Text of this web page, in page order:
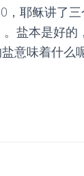
耶稣讲了
盐本是好
意味着什么